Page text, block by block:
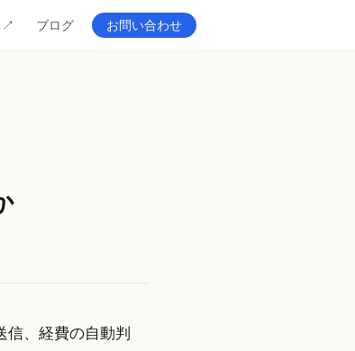
↗ ブログ お問い合わせ
、経費の自動判